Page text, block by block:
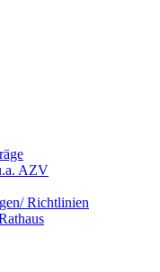
AZV
Richtlinien